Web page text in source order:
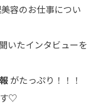
容のお仕事につい
いたインタビューを
がたっぷり！！！
す♡